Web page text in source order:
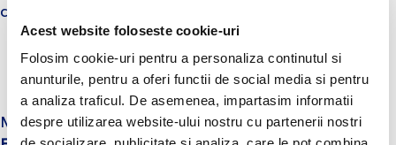
Acest website foloseste cookie-uri
Folosim cookie-uri pentru a personaliza continutul si
anunturile, pentru a oferi functii de social media si pentru
a analiza traficul. De asemenea, impartasim informatii
despre utilizarea website-ului nostru cu partenerii nostri
calitate ridicata.
Mai mult, MEGA a fost distinsa cu premiul„Diamantul